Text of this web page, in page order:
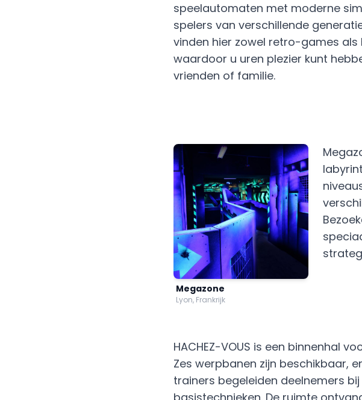
speelautomaten met moderne
spelers van verschillende
vinden hier zowel retro-games als
waardoor u uren plezier kunt
vrienden of familie.
Megazone
Lyon, Frankrijk
HACHEZ-VOUS is een binnenhal
Zes werpbanen zijn beschikbaar,
trainers begeleiden deelnemers